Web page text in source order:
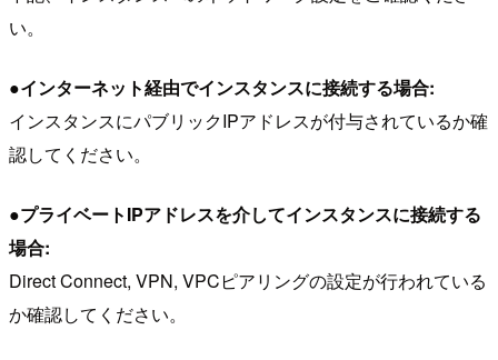
い。
●インターネット経由でインスタンスに接続する場合:
インスタンスにパブリックIPアドレスが付与されているか確
認してください。
●プライベートIPアドレスを介してインスタンスに接続する
場合:
Direct Connect, VPN, VPCピアリングの設定が行われている
か確認してください。